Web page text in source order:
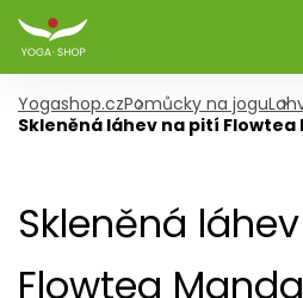
Yogashop.czPomůcky na jogu
Skleněná láhev na pití Flowtea
Skleněná
Flowtea